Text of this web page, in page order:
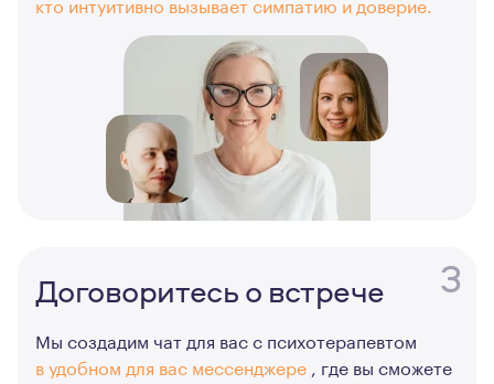
3
Договоритесь о встрече
Мы создадим чат для вас с психотерапевтом
в удобном для вас мессенджере , где вы сможете